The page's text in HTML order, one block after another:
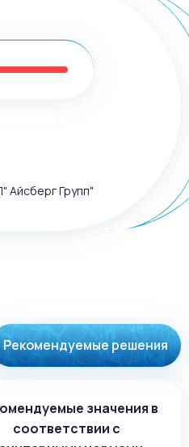
Айсберг Групп"
Рекомендуемые решения
значения в
соответствии с